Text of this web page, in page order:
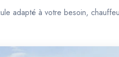
adapté à votre besoin,